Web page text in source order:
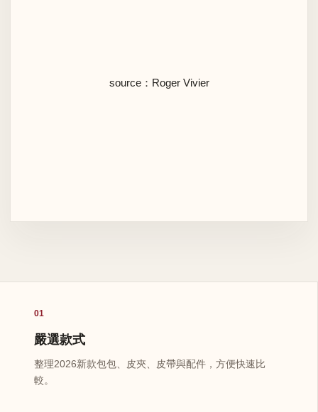
source：Roger Vivier
01
嚴選款式
整理2026新款包包、皮夾、皮帶與配件，方便快速比
較。